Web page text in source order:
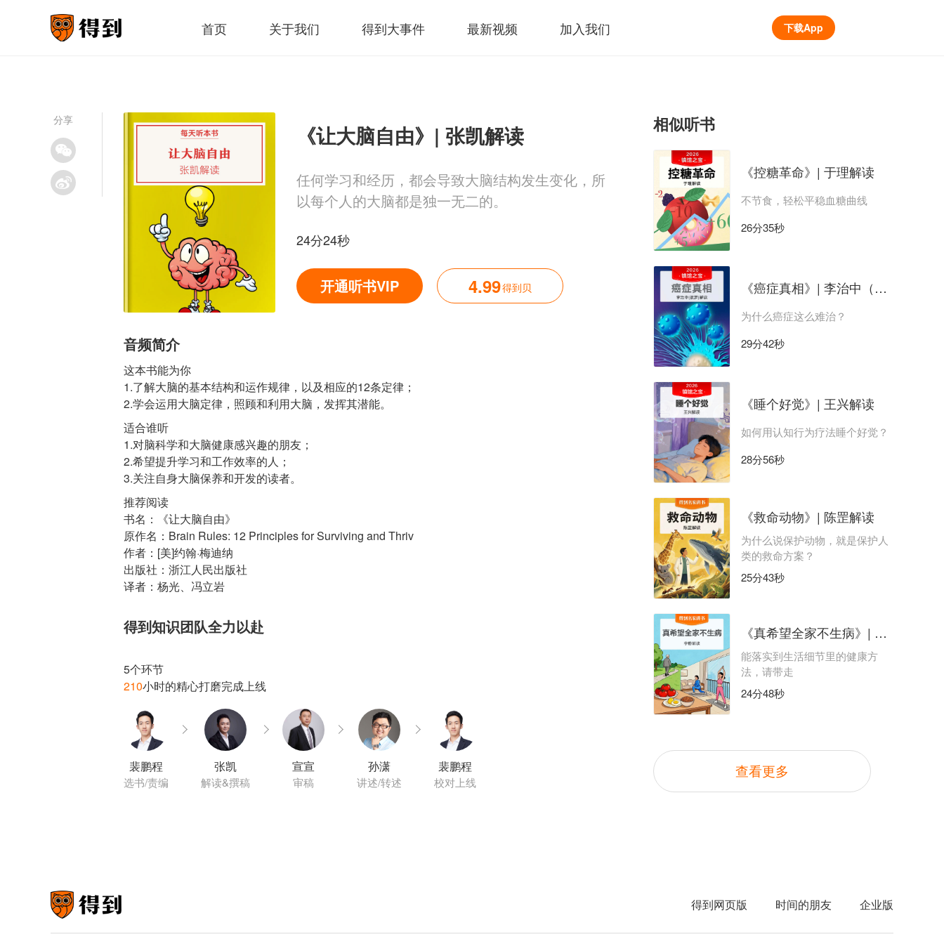
首页 关于我们 得到大事件 最新视频 加入我们 下载App
分享
《让大脑自由》| 张凯解读
任何学习和经历，都会导致大脑结构发生变化，所
以每个人的大脑都是独一无二的。
24分24秒
开通听书VIP 4.99得到贝
音频简介
这本书能为你
1.了解大脑的基本结构和运作规律，以及相应的12条定律；
2.学会运用大脑定律，照顾和利用大脑，发挥其潜能。
适合谁听
1.对脑科学和大脑健康感兴趣的朋友；
2.希望提升学习和工作效率的人；
3.关注自身大脑保养和开发的读者。
推荐阅读
书名：《让大脑自由》
原作名：Brain Rules: 12 Principles for Surviving and Thriv
作者：[美]约翰·梅迪纳
出版社：浙江人民出版社
译者：杨光、冯立岩
得到知识团队全力以赴
5个环节
210
小时的精心打磨完成上线
裴鹏程
选书/责编
张凯
解读&撰稿
宣宣
审稿
孙潇
讲述/转述
裴鹏程
校对上线
相似听书
《控糖革命》| 于理解读
不节食，轻松平稳血糖曲线
26分35秒
《癌症真相》| 李治中（菠萝）解读
为什么癌症这么难治？
29分42秒
《睡个好觉》| 王兴解读
如何用认知行为疗法睡个好觉？
28分56秒
《救命动物》| 陈罡解读
为什么说保护动物，就是保护人
类的救命方案？
25分43秒
《真希望全家不生病》| 李静解读
能落实到生活细节里的健康方
法，请带走
24分48秒
查看更多
得到网页版 时间的朋友 企业版